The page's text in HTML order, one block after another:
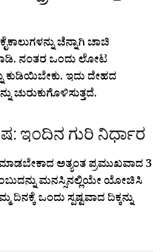
ಚೆನ್ನಾಗಿ ಚಾಚಿ
ನಂತರ ಒಂದು ಲೋಟ
ಕುಡಿಯಿಬೇಕು. ಇದು ದೇಹದ
ಇಂದಿನ ಗುರಿ ನಿರ್ಧಾರ
ಅತ್ಯಂತ ಪ್ರಮುಖವಾದ 3
ಮನಸ್ಸಿನಲ್ಲಿಯೇ ಯೋಚಿಸಿ
ಒಂದು ಸ್ಪಷ್ಟವಾದ ದಿಕ್ಕನ್ನು